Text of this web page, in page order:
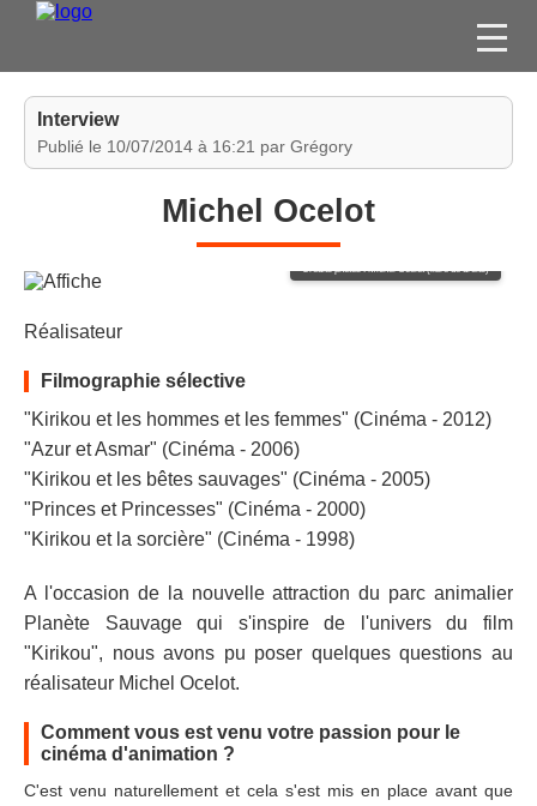
FILMS
JEUX VIDÉO
Interview
Publié le 10/07/2014 à 16:21 par Grégory
Michel Ocelot
Crédits photos : Michel Ocelot (libre de droits)
Réalisateur
Filmographie sélective
"Kirikou et les hommes et les femmes" (Cinéma - 2012)
"Azur et Asmar" (Cinéma - 2006)
"Kirikou et les bêtes sauvages" (Cinéma - 2005)
"Princes et Princesses" (Cinéma - 2000)
"Kirikou et la sorcière" (Cinéma - 1998)
A l'occasion de la nouvelle attraction du parc animalier
Planète Sauvage qui s'inspire de l'univers du film
"Kirikou", nous avons pu poser quelques questions au
réalisateur Michel Ocelot.
Comment vous est venu votre passion pour le
cinéma d'animation ?
C'est venu naturellement et cela s'est mis en place avant que